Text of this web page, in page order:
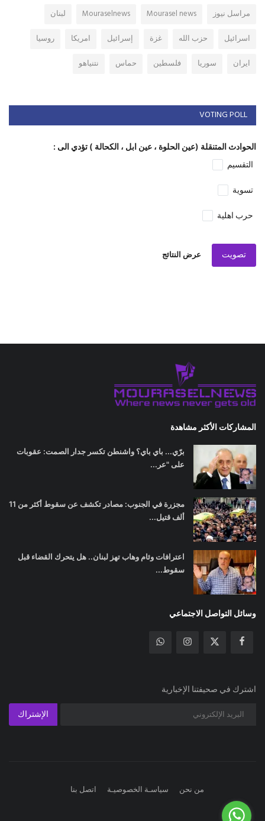
مراسل نيوز Mourasel news
Mouraselnews
لبنان
اسرائيل
حزب الله غزة إسرائيل امريكا
روسيا
ايران
سوريا فلسطين حماس نتنياهو
VOTING POLL
الحوادث المتنقلة (عين الحلوة ، عين ابل ، الكحالة ) تؤدي الى :
التقسيم
تسوية
حرب اهلية
تصويت عرض النتائج
المشاركات الأكثر مشاهدة
برّي... باي باي؟ واشنطن تكسر جدار الصمت: عقوبات
على "عر...
مجزرة في الجنوب: مصادر تكشف عن سقوط أكثر من 11
ألف قتيل...
اعترافات وئام وهاب تهز لبنان.. هل يتحرك القضاء قبل
سقوط...
وسائل التواصل الاجتماعي
اشترك في صحيفتنا الإخبارية
الإشتراك
من نحن سياسـة الخصوصيـة اتصل بنا